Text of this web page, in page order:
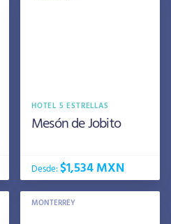
HOTEL 5 ESTRELLAS
Mesón de Jobito
Desde:$1,534 MXN
MONTERREY